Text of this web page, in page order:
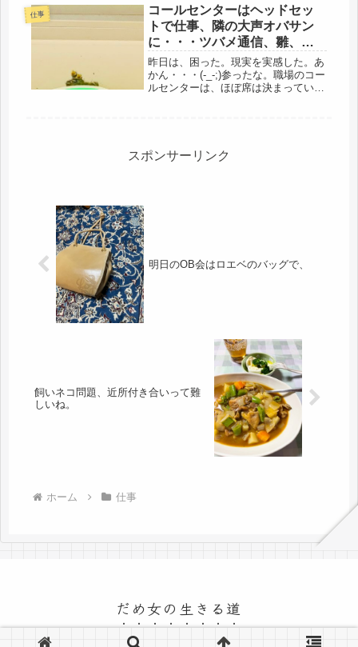
ている間に、いつもなら、崩して行書
で書くので、どんな字だっけ・・・・
と...
仕事
コールセンターはヘッドセッ
トで仕事、隣の大声オバサン
に・・・ツバメ通信、雛、並
ぶ。
昨日は、困った。現実を実感した。あ
かん・・・(-_-;)参ったな。職場のコー
ルセンターは、ほぼ席は決まっている
スポンサーリンク
明日のOB会はロエベのバッグで、
飼いネコ問題、近所付き合いって難
しいね。
ホーム 仕事
だめ女の生きる道